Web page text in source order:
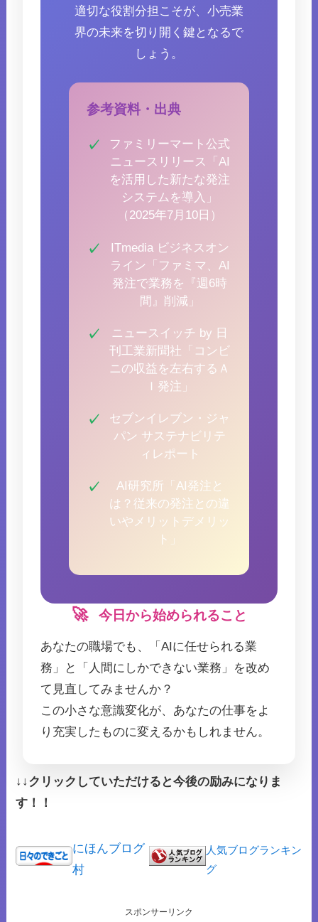
適切な役割分担こそが、小売業
界の未来を切り開く鍵となるで
しょう。
参考資料・出典
ファミリーマート公式
ニュースリリース「AI
を活用した新たな発注
システムを導入」
（2025年7月10日）
ITmedia ビジネスオン
ライン「ファミマ、AI
発注で業務を『週6時
間』削減」
ニュースイッチ by 日
刊工業新聞社「コンビ
ニの収益を左右するＡ
Ｉ発注」
セブンイレブン・ジャ
パン サステナビリテ
ィレポート
AI研究所「AI発注と
は？従来の発注との違
いやメリットデメリッ
ト」
🚀 今日から始められること
あなたの職場でも、「AIに任せられる業
務」と「人間にしかできない業務」を改め
て見直してみませんか？
この小さな意識変化が、あなたの仕事をよ
り充実したものに変えるかもしれません。
↓↓クリックしていただけると今後の励みになりま
す！！
にほんブログ
村
人気ブログランキン
グ
スポンサーリンク